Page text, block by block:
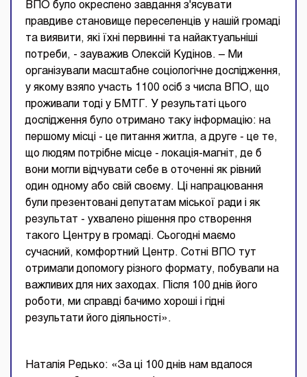
ВПО було окреслено завдання з'ясувати
правдиве становище переселенців у нашій громаді
та виявити, які їхні первинні та найактуальніші
потреби, - зауважив Олексій Кудінов. – Ми
організували масштабне соціологічне дослідження,
у якому взяло участь 1100 осіб з числа ВПО, що
проживали тоді у БМТГ. У результаті цього
дослідження було отримано таку інформацію: на
першому місці - це питання житла, а друге - це те,
що людям потрібне місце - локація-магніт, де б
вони могли відчувати себе в оточенні як рівний
один одному або свій своєму. Ці напрацювання
були презентовані депутатам міської ради і як
результат - ухвалено рішення про створення
такого Центру в громаді. Сьогодні маємо
сучасний, комфортний Центр. Сотні ВПО тут
отримали допомогу різного формату, побували на
важливих для них заходах. Після 100 днів його
роботи, ми справді бачимо хороші і гідні
результати його діяльності».
Наталія Редько: «За ці 100 днів нам вдалося